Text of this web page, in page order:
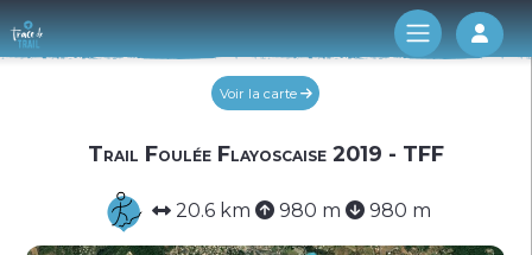
Log
Voir la carte
Trail Foulée Flayoscaise 2019 - TFF
20.6 km 980 m 980 m